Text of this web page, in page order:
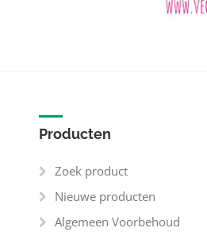
Producten
Zoek product
Nieuwe producten
Algemeen Voorbehoud